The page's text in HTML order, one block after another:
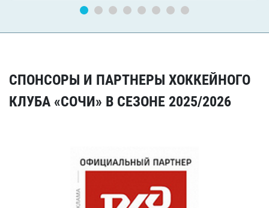
СПОНСОРЫ И ПАРТНЕРЫ ХОККЕЙНОГО
КЛУБА «СОЧИ» В СЕЗОНЕ 2025/2026